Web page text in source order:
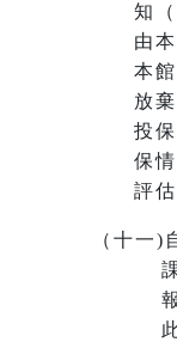
知
由
本
放棄
投
保
評
（十一)